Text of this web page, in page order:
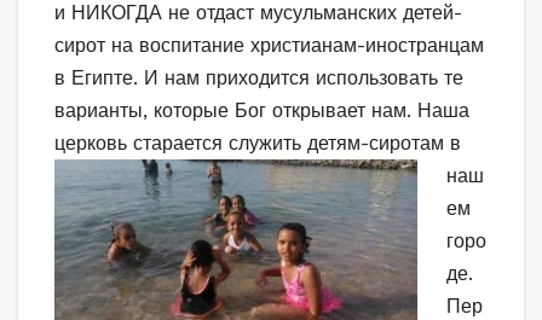
и НИКОГДА не отдаст мусульманских детей-
сирот на воспитание христианам-иностранцам
в Египте. И нам приходится использовать те
варианты, которые Бог открывает нам. Наша
церковь старается служить детям-сиротам в
наш
ем
горо
де.
Пер